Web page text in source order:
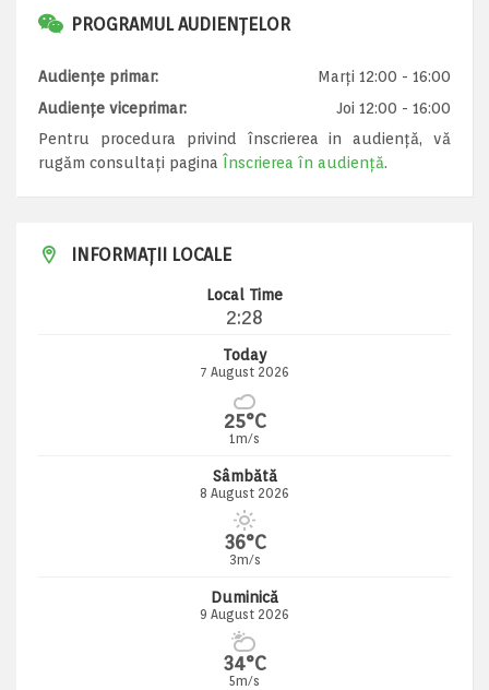
PROGRAMUL AUDIENȚELOR
Audiențe primar:
Marți 12:00 - 16:00
Audiențe viceprimar:
Joi 12:00 - 16:00
Pentru procedura privind înscrierea in audiență, vă
rugăm consultați pagina Înscrierea în audiență.
INFORMAȚII LOCALE
Local Time
2:28
Today
7 August 2026
25°C
1m/s
Sâmbătă
8 August 2026
36°C
3m/s
Duminică
9 August 2026
34°C
5m/s